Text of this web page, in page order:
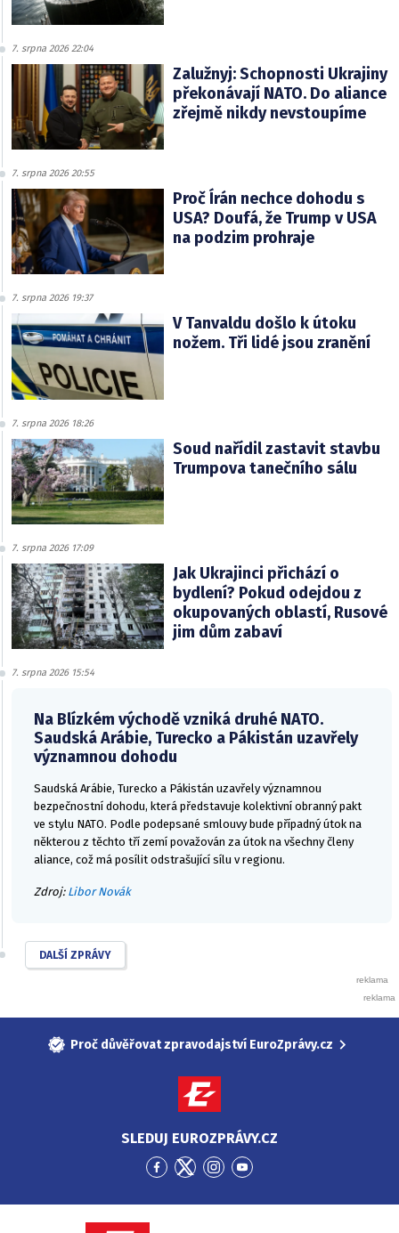
7. srpna 2026 22:04
Zalužnyj: Schopnosti Ukrajiny
překonávají NATO. Do aliance
zřejmě nikdy nevstoupíme
7. srpna 2026 20:55
Proč Írán nechce dohodu s
USA? Doufá, že Trump v USA
na podzim prohraje
7. srpna 2026 19:37
V Tanvaldu došlo k útoku
nožem. Tři lidé jsou zranění
7. srpna 2026 18:26
Soud nařídil zastavit stavbu
Trumpova tanečního sálu
7. srpna 2026 17:09
Jak Ukrajinci přichází o
bydlení? Pokud odejdou z
okupovaných oblastí, Rusové
jim dům zabaví
7. srpna 2026 15:54
Na Blízkém východě vzniká druhé NATO.
Saudská Arábie, Turecko a Pákistán uzavřely
významnou dohodu
Saudská Arábie, Turecko a Pákistán uzavřely významnou
bezpečnostní dohodu, která představuje kolektivní obranný pakt
ve stylu NATO. Podle podepsané smlouvy bude případný útok na
některou z těchto tří zemí považován za útok na všechny členy
aliance, což má posílit odstrašující sílu v regionu.
Zdroj: Libor Novák
DALŠÍ ZPRÁVY
Proč důvěřovat zpravodajství EuroZprávy.cz
SLEDUJ EUROZPRÁVY.CZ
Přejít
Facebook
Přejít
Twitter
Přejít
Instagram
Přejít
YouTube